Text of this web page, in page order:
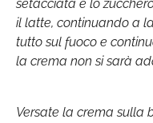
setacciata e lo
il latte, continuando a
tutto sul fuoco e
la crema non si sarà
Versate la crema sulla